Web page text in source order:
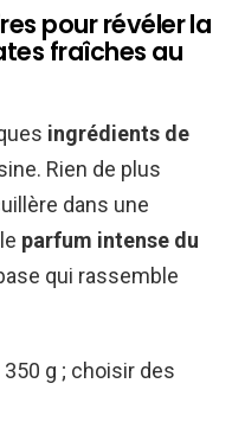
pour révéler la
fraîches au
ingrédients de
Rien de plus
dans une
parfum intense du
qui rassemble
g ; choisir des